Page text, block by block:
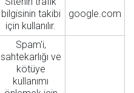
bilgisinin takibi
için kullanılır.
google.com
Spam'i,
sahtekarlığı ve
kötüye
kullanımı